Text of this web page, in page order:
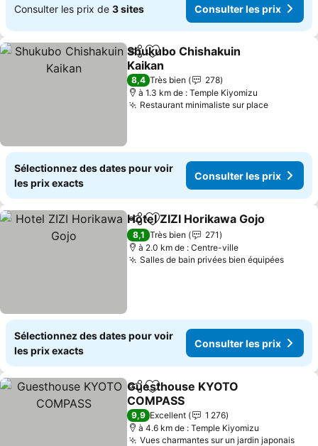
Consulter les prix de 3 sites Consulter les prix
PartagerAjouter à mes favoris
Shukubo Chishakuin
Kaikan
8,4 Très bien
278
à 1.3 km de : Temple Kiyomizu
Restaurant minimaliste sur place
Sélectionnez des dates pour voir
les prix exacts
Consulter les prix
PartagerAjouter à mes favoris
Hotel ZIZI Horikawa Gojo
8,1 Très bien
271
à 2.0 km de : Centre-ville
Salles de bain privées bien équipées
Sélectionnez des dates pour voir
les prix exacts
Consulter les prix
PartagerAjouter à mes favoris
Guesthouse KYOTO
COMPASS
9,9 Excellent
1 276
à 4.6 km de : Temple Kiyomizu
Vues charmantes sur un jardin japonais